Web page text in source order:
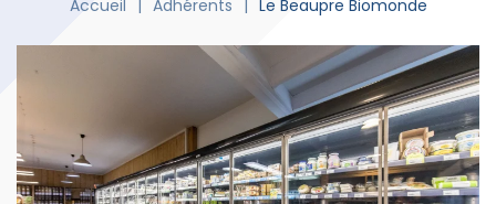
Accueil Adhérents Le Beaupre Biomonde